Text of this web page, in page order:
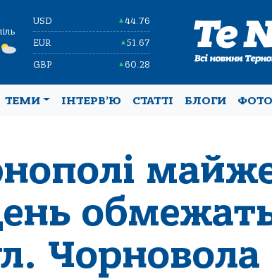
USD ▲44.76
EUR ▲51.67
GBP ▲60.28
ТЕМИ ІНТЕРВ’Ю СТАТТІ БЛОГИ ФОТО
Чорновола